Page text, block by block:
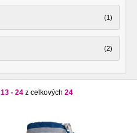
(1)
(2)
13 - 24z celkových 24